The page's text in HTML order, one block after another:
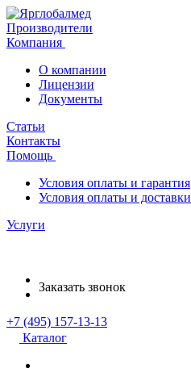
Производители
Компания
О компании
Лицензии
Документы
Статьи
Контакты
Помощь
Условия оплаты и гарантия
Условия оплаты и доставки
Услуги
Заказать звонок
+7 (495) 157-13-13
Каталог